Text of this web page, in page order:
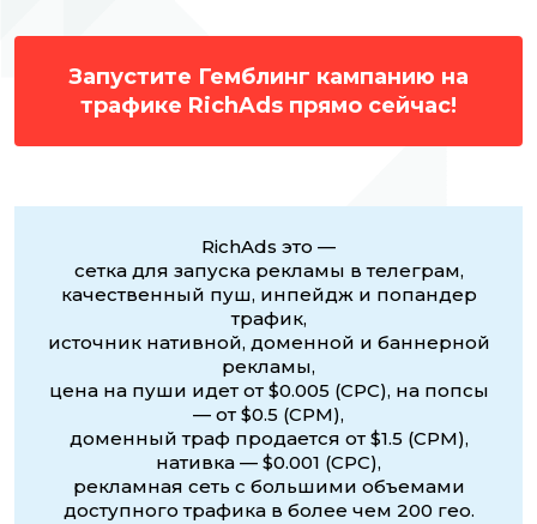
Запустите Гемблинг кампанию на
трафике RichAds прямо сейчас!
RichAds это —
сетка для запуска рекламы в телеграм,
качественный пуш, инпейдж и попандер
трафик,
источник нативной, доменной и баннерной
рекламы,
цена на пуши идет от $0.005 (CPC), на попсы
— от $0.5 (CPM),
доменный траф продается от $1.5 (CPM),
нативка — $0.001 (CPC),
рекламная сеть с большими объемами
доступного трафика в более чем 200 гео.